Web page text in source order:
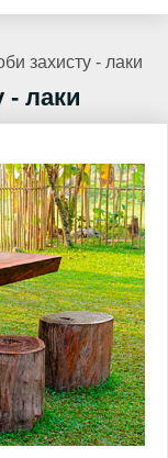
захисту - лаки
- лаки